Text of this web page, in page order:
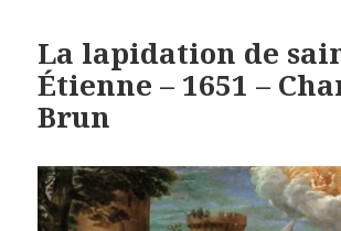
La lapidation de
Étienne – 1651 –
Brun